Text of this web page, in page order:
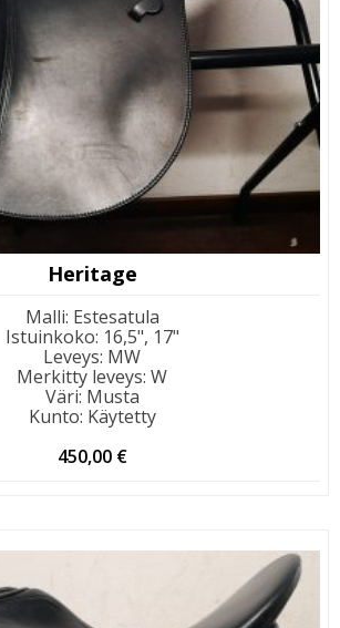
Heritage
Malli: Estesatula
Istuinkoko: 16,5", 17"
Leveys: MW
Merkitty leveys: W
Väri: Musta
Kunto: Käytetty
450,00 €